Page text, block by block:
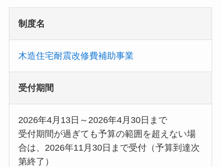
制度名
木造住宅耐震改修費補助事業
受付期間
2026年4月13日～2026年4月30日まで
受付期間が過ぎても予算の範囲を超えない場
合は、2026年11月30日まで受付（予算到達次
第終了）